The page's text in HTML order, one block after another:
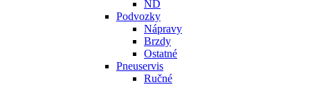
ND
Podvozky
Nápravy
Brzdy
Ostatné
Pneuservis
Ručné